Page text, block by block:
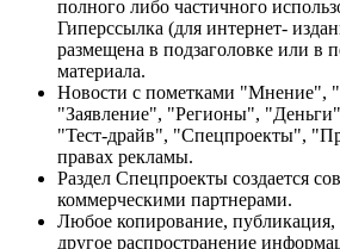
полного либо частичного
Гиперссылка (для интернет-
размещена в подзаголовке или в
материала.
Новости с пометками "Мнение",
"Заявление", "Регионы",
"Тест-драйв", "Спецпроекты",
правах рекламы.
Раздел Спецпроекты создается
коммерческими партнерами.
Любое копирование, публикация,
другое распространение